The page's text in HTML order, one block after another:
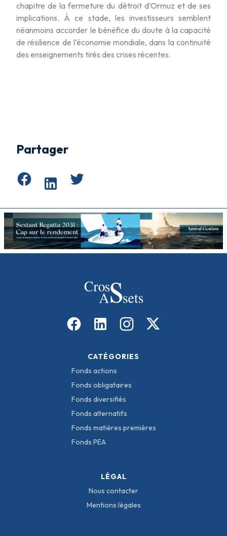
chapitre de la fermeture du détroit d’Ormuz et de ses
implications. À ce stade, les investisseurs semblent
néanmoins accorder le bénéfice du doute à la capacité
de résilience de l’économie mondiale, dans la continuité
des enseignements tirés des crises récentes.
Partager
CATÉGORIES
Fonds actions
Fonds obligataires
Fonds diversifiés
Fonds alternatifs
Fonds matières premières
Fonds PEA
LÉGAL
Nous contacter
Mentions légales